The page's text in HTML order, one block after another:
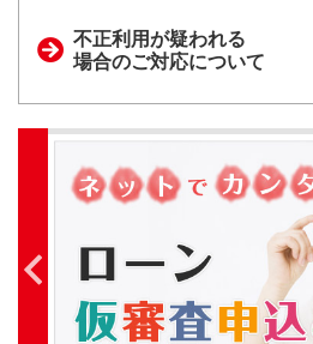
不正利用が疑われる
場合のご対応について